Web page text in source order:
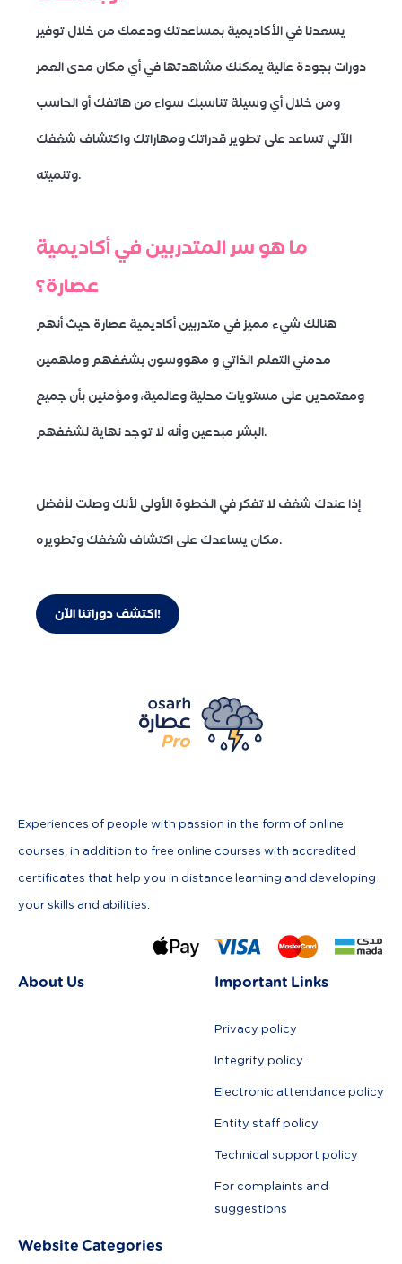
يسعدنا في الأكاديمية بمساعدتك ودعمك من خلال توفير
دورات بجودة عالية يمكنك مشاهدتها في أي مكان مدى العمر
ومن خلال أي وسيلة تناسبك سواء من هاتفك أو الحاسب
الآلي تساعد على تطوير قدراتك ومهاراتك واكتشاف شغفك
وتنميته.
ما هو سر المتدربين في أكاديمية
هنالك شيء مميز في متدربين أكاديمية عصارة حيث أنهم
مدمني التعلم الذاتي و مهووسون بشغفهم وملهمين
ومعتمدين على مستويات محلية وعالمية، ومؤمنين بأن جميع
البشر مبدعين وأنه لا توجد نهاية لشغفهم.
إذا عندك شغف لا تفكر في الخطوة الأولى لأنك وصلت لأفضل
مكان يساعدك على اكتشاف شغفك وتطويره.
اكتشف دوراتنا الآن!
Experiences of people with passion in the form of online
courses, in addition to free online courses with accredited
certificates that help you in distance learning and developing
your skills and abilities.
About Us Important Links
Privacy policy
Integrity policy
Electronic attendance policy
Entity staff policy
Technical support policy
For complaints and
suggestions
Website Categories